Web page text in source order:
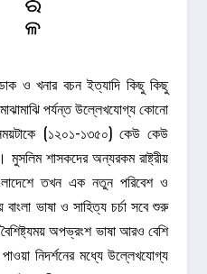
ও খনার বচন ইত্যাদি কিছু কিছু
পর্যন্ত উল্লেখযোগ্য কোনো
(১২০১-১৩৫০) কেউ কেউ
শাসকদের অন্যরকম রাষ্ট্রীয়
তখন এক নতুন পরিবেশ ও
ভাষা ও সাহিত্য চর্চা সবে শুরু
অপভ্রংশ ভাষা আরও বেশি
নিদর্শনের মধ্যে উল্লেখযোগ্য